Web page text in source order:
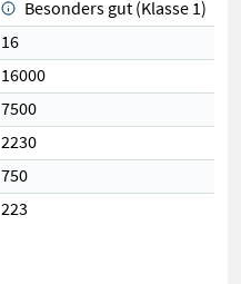
Besonders gut (Klasse 1)
16
16000
7500
2230
750
223